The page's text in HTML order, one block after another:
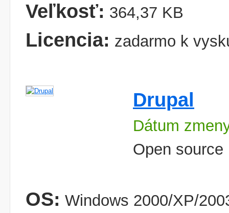
Veľkosť: 364,37 KB
Licencia: zadarmo k
Drupal
Dátum
Open
OS: Windows 2000/XP/